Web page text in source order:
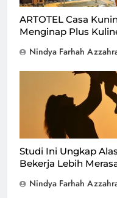
ARTOTEL Casa
Menginap Plus
Nindya Farhah
Ilustrasi ibu rumah
Studi Ini Ungkap
Bekerja Lebih
Nindya Farhah